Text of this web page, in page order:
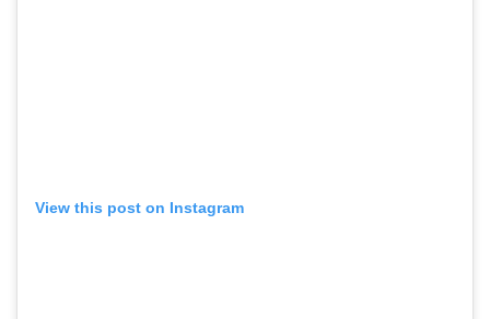
View this post on Instagram